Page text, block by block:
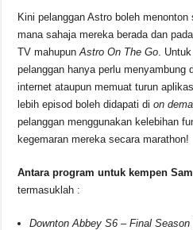
Kini pelanggan Astro boleh
mana sahaja mereka berada dan
TV mahupunAstro On The Go .
pelanggan hanya perlu menyambung
internet ataupun memuat turun
lebih episod boleh didapati dion
pelanggan menggunakan kelebihan
kegemaran mereka secara marathon!
Antara program untuk kempen
termasuklah :
Downton Abbey S6 – Final Season